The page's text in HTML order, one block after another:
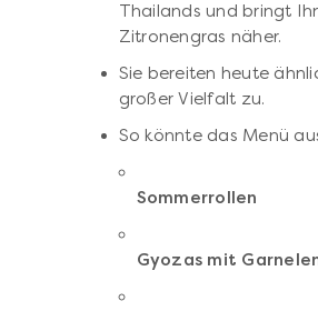
Thailands und bringt
Zitronengras näher.
Sie bereiten heute
großer Vielfalt zu.
So könnte das Menü
Sommerrollen
Gyozas mit